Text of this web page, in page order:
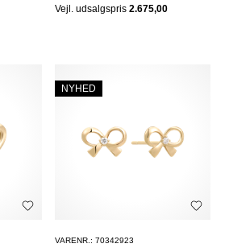
Vejl. udsalgspris2.675,00
NYHED
VARENR.: 70342923